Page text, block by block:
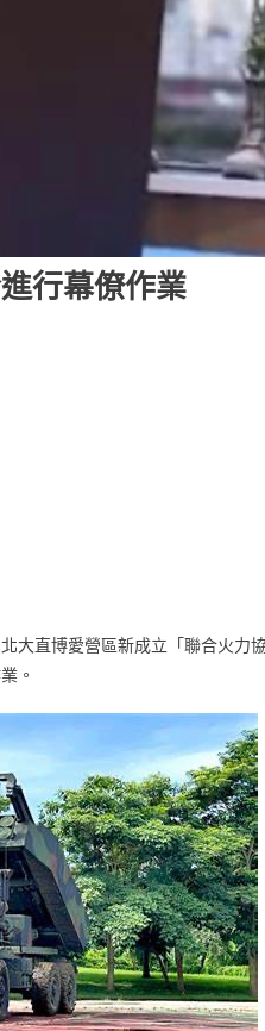
行幕僚作業
大直博愛營區新成立「聯合火力
。